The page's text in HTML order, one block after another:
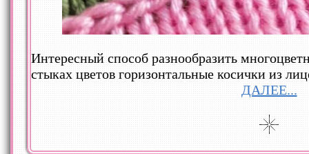
Интересный способ разнообразить
стыках цветов горизонтальные косички из
ДАЛЕЕ...